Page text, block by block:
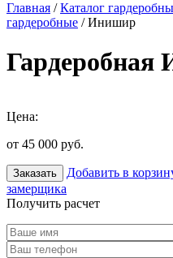
Главная /Каталог
гардеробные / Инишир
Цена:
от 45 000 руб.
Заказать Добавить в
замерщика
Получить расчет